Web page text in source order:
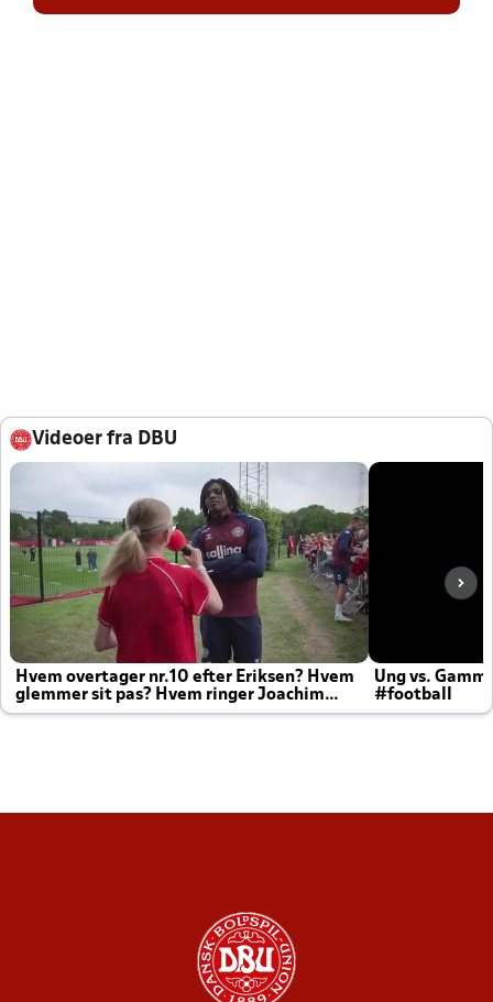
Videoer fra DBU
Hvem overtager nr.10 efter Eriksen? Hvem
glemmer sit pas? Hvem ringer Joachim
altid til efter kampe?
Ung vs.
#football